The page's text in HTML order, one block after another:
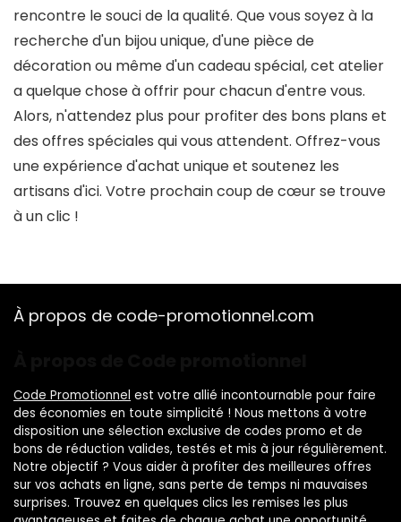
rencontre le souci de la qualité. Que vous soyez à la
recherche d'un bijou unique, d'une pièce de
décoration ou même d'un cadeau spécial, cet atelier
a quelque chose à offrir pour chacun d'entre vous.
Alors, n'attendez plus pour profiter des bons plans et
des offres spéciales qui vous attendent. Offrez-vous
une expérience d'achat unique et soutenez les
artisans d'ici. Votre prochain coup de cœur se trouve
à un clic !
À propos de code-promotionnel.com
Code Promotionnel est votre allié incontournable pour faire
des économies en toute simplicité ! Nous mettons à votre
disposition une sélection exclusive de codes promo et de
bons de réduction valides, testés et mis à jour régulièrement.
Notre objectif ? Vous aider à profiter des meilleures offres
sur vos achats en ligne, sans perte de temps ni mauvaises
surprises. Trouvez en quelques clics les remises les plus